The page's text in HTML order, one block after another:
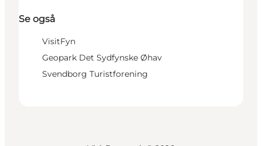
Se også
VisitFyn
Geopark Det Sydfynske Øhav
Svendborg Turistforening